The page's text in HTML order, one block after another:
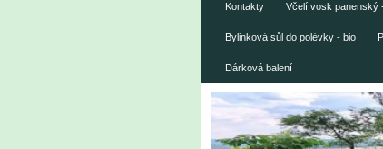
Kontakty Včelí vosk panenský
Bylinková sůl do polévky - bio
Dárková balení